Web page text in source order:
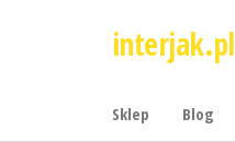
interjak.pl
Sklep Blog